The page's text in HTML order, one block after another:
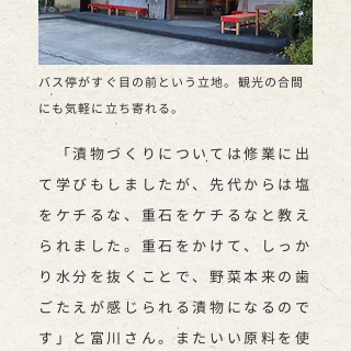
「漬物づくりについては修業に出
て学びもしましたが、先代からは塩
をケチるな、重石をケチるなと教え
られました。重石をかけて、しっか
り水分を抜くことで、野菜本来の歯
ごたえが感じられる漬物になるので
す」と富川さん。またいい原料を使
バス停がすぐ目の前という立地。観光の合間
にも気軽に立ち寄れる。